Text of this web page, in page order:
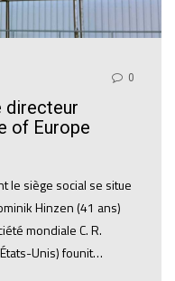
0
directeur
of Europe
le siège social se situe
Hinzen (41 ans)
mondiale C. R.
Unis) founit…